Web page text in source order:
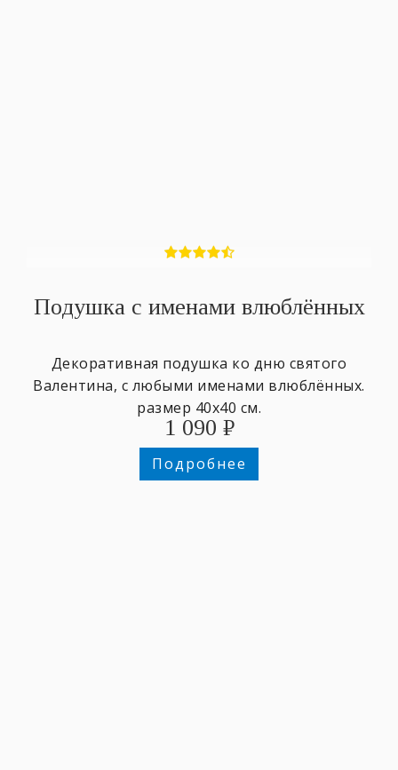
Подушка с именами влюблённых
Декоративная подушка ко дню святого
Валентина, с любыми именами влюблённых.
размер 40х40 см.
1 090 ₽
Подробнее